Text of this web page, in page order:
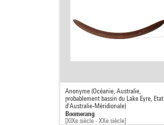
Anonyme (Océanie, Australie,
probablement bassin du Lake Eyre, Etat
d'Australie-Méridionale)
Boomerang
[XIXe siècle - XXe siècle]